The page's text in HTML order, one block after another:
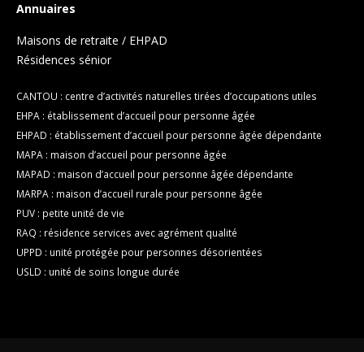
Annuaires
Maisons de retraite / EHPAD
Résidences sénior
CANTOU : centre d’activités naturelles tirées d’occupations utiles
EHPA : établissement d’accueil pour personne âgée
EHPAD : établissement d’accueil pour personne âgée dépendante
MAPA : maison d’accueil pour personne âgée
MAPAD : maison d’accueil pour personne âgée dépendante
MARPA : maison d’accueil rurale pour personne âgée
PUV : petite unité de vie
RAQ : résidence services avec agrément qualité
UPPD : unité protégée pour personnes désorientées
USLD : unité de soins longue durée